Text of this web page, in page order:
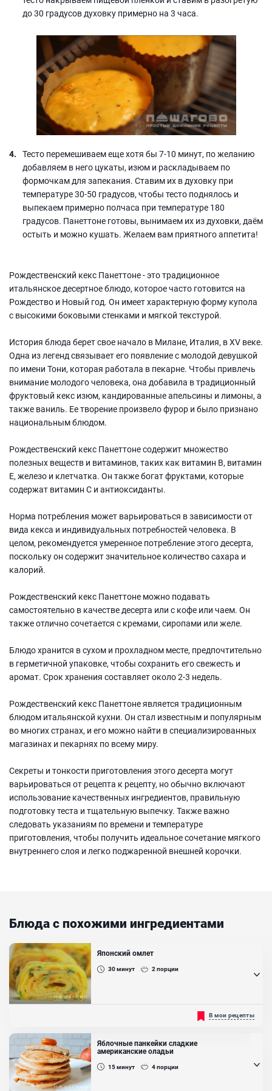
до 30 градусов духовку примерно на 3 часа.
Тесто перемешиваем еще хотя бы 7-10 минут, по желанию
добавляем в него цукаты, изюм и раскладываем по
формочкам для запекания. Ставим их в духовку при
температуре 30-50 градусов, чтобы тесто поднялось и
выпекаем примерно полчаса при температуре 180
градусов. Панеттоне готовы, вынимаем их из духовки, даём
остыть и можно кушать. Желаем вам приятного аппетита!
Рождественский кекс Панеттоне - это традиционное
итальянское десертное блюдо, которое часто готовится на
Рождество и Новый год. Он имеет характерную форму купола
с высокими боковыми стенками и мягкой текстурой.
История блюда берет свое начало в Милане, Италия, в XV веке.
Одна из легенд связывает его появление с молодой девушкой
по имени Тони, которая работала в пекарне. Чтобы привлечь
внимание молодого человека, она добавила в традиционный
фруктовый кекс изюм, кандированные апельсины и лимоны, а
также ваниль. Ее творение произвело фурор и было признано
национальным блюдом.
Рождественский кекс Панеттоне содержит множество
полезных веществ и витаминов, таких как витамин В, витамин
Е, железо и клетчатка. Он также богат фруктами, которые
содержат витамин С и антиоксиданты.
Норма потребления может варьироваться в зависимости от
вида кекса и индивидуальных потребностей человека. В
целом, рекомендуется умеренное потребление этого десерта,
поскольку он содержит значительное количество сахара и
калорий.
Рождественский кекс Панеттоне можно подавать
самостоятельно в качестве десерта или с кофе или чаем. Он
также отлично сочетается с кремами, сиропами или желе.
Блюдо хранится в сухом и прохладном месте, предпочтительно
в герметичной упаковке, чтобы сохранить его свежесть и
аромат. Срок хранения составляет около 2-3 недель.
Рождественский кекс Панеттоне является традиционным
блюдом итальянской кухни. Он стал известным и популярным
во многих странах, и его можно найти в специализированных
магазинах и пекарнях по всему миру.
Секреты и тонкости приготовления этого десерта могут
варьироваться от рецепта к рецепту, но обычно включают
использование качественных ингредиентов, правильную
подготовку теста и тщательную выпечку. Также важно
следовать указаниям по времени и температуре
приготовления, чтобы получить идеальное сочетание мягкого
внутреннего слоя и легко поджаренной внешней корочки.
Блюда с похожими ингредиентами
Японский омлет
30минут 2порции
Обычный омлет может приготовить каждый, а сможете ли вы
приготовить японский омлет? Для приготовления не нужны
продукты из японии, но над техникой придётся поработать. Это
верный способ удивить свою семью!...
Ингредиенты:
Яйцо куриное, Морковь, Лук репчатый, Молоко, Лук зеленый
(перья), Масло растительное
В мои рецепты
Яблочные панкейки сладкие
американские оладьи
15минут 4порции